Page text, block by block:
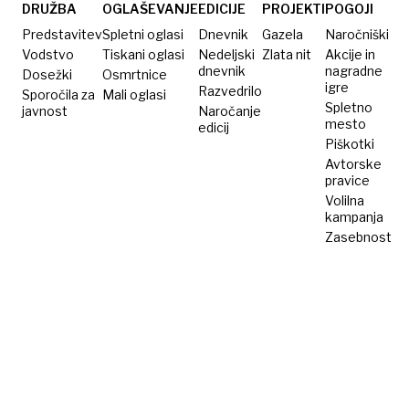
težav
počne
vse, kar
želi
DRUŽBA
Predstavitev
Vodstvo
Dosežki
Sporočila za
javnost
OGLAŠEVANJE
Spletni oglasi
Tiskani oglasi
Osmrtnice
Mali oglasi
EDICIJE
Dnevnik
Nedeljski
dnevnik
Razvedrilo
Naročanje
edicij
PROJEKTI
Gazela
Zlata nit
POGOJI
Naročniški
Akcije in
nagradne
igre
Spletno
mesto
Piškotki
Avtorske
pravice
Volilna
kampanja
Zasebnost